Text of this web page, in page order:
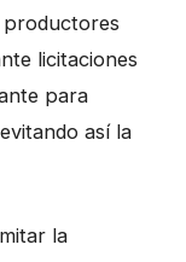
licitaciones
para
así la
la